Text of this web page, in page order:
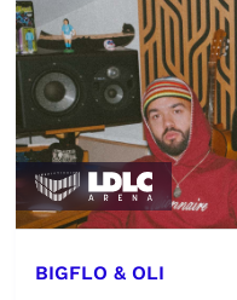
BIGFLO & OLI